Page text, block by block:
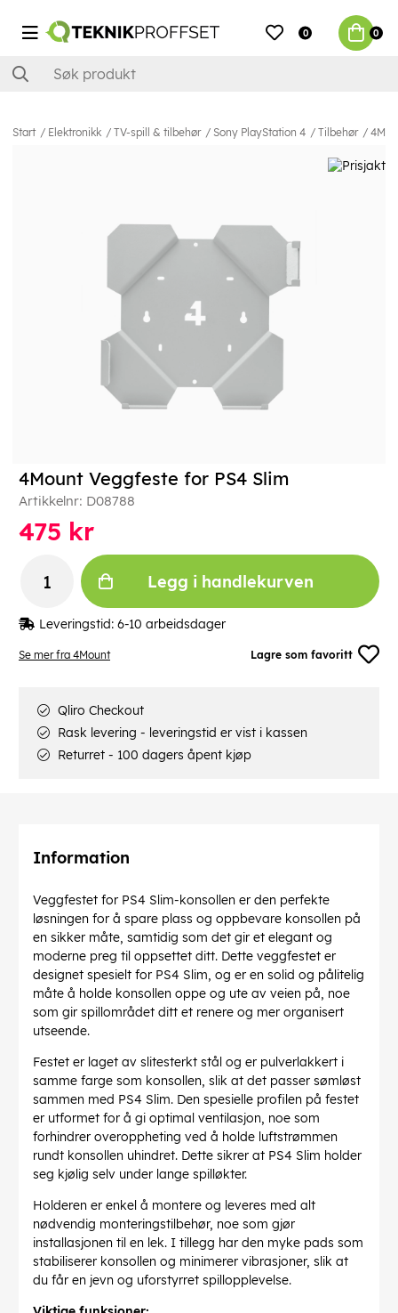
0 0
Start Elektronikk TV-spill & tilbehør Sony PlayStation 4 Tilbehør
Se mer fra 4Mount Lagre som favoritt
4Mount Veggfeste for PS4 Slim
Artikkelnr: D08788
475 kr
Legg i handlekurven
Leveringstid: 6-10 arbeidsdager
Qliro Checkout
Rask levering - leveringstid er vist i kassen
Returret - 100 dagers åpent kjøp
Information
Veggfestet for PS4 Slim-konsollen er den perfekte
løsningen for å spare plass og oppbevare konsollen på
en sikker måte, samtidig som det gir et elegant og
moderne preg til oppsettet ditt. Dette veggfestet er
designet spesielt for PS4 Slim, og er en solid og pålitelig
måte å holde konsollen oppe og ute av veien på, noe
som gir spillområdet ditt et renere og mer organisert
utseende.
Festet er laget av slitesterkt stål og er pulverlakkert i
samme farge som konsollen, slik at det passer sømløst
sammen med PS4 Slim. Den spesielle profilen på festet
er utformet for å gi optimal ventilasjon, noe som
forhindrer overoppheting ved å holde luftstrømmen
rundt konsollen uhindret. Dette sikrer at PS4 Slim holder
seg kjølig selv under lange spilløkter.
Holderen er enkel å montere og leveres med alt
nødvendig monteringstilbehør, noe som gjør
installasjonen til en lek. I tillegg har den myke pads som
stabiliserer konsollen og minimerer vibrasjoner, slik at
du får en jevn og uforstyrret spillopplevelse.